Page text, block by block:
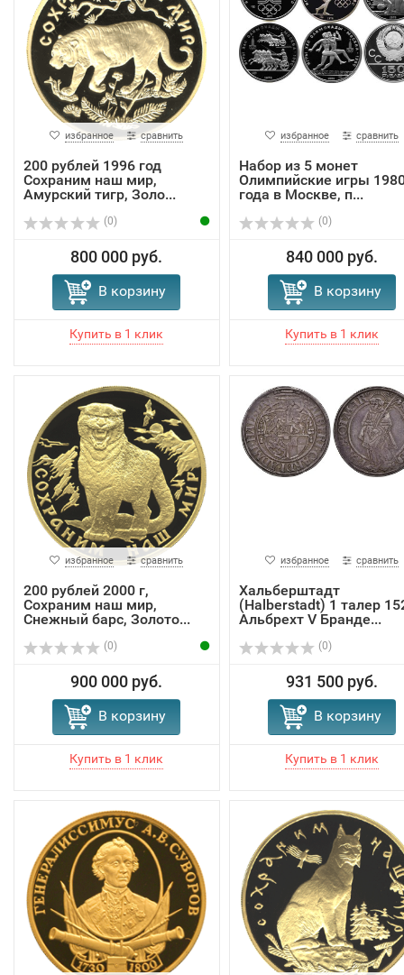
избранное сравнить
200 рублей 1996 год
Сохраним наш мир,
Амурский тигр, Золо...
(0)
800 000 руб.
В корзину
избранное сравнить
Набор из 5 монет
Олимпийские игры
года в Москве, п...
(0)
840 000 руб.
В корзину
избранное сравнить
200 рублей 2000 г,
Сохраним наш мир,
Снежный барс, Золото...
(0)
900 000 руб.
В корзину
избранное сравнить
Хальберштадт
(Halberstadt) 1 талер
Альбрехт V Бранде...
(0)
931 500 руб.
В корзину